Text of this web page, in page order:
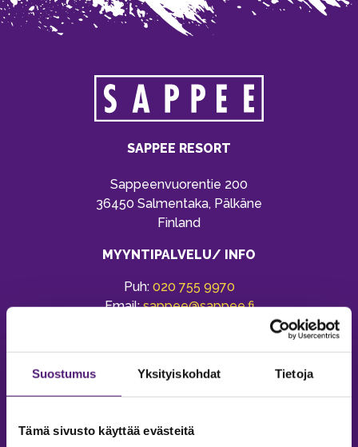
Suostumus Yksityiskohdat Tietoja
Tämä sivusto käyttää evästeitä
SAPPEE RESORT
Sappeenvuorentie 200
36450 Salmentaka, Pälkäne
Finland
MYYNTIPALVELU/ INFO
Puh: 020 755 9970
Email:sappee@sappee.fi